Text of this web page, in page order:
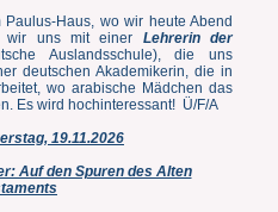
Haus, wo wir heute Abend
wir uns mit einer Lehrerin der
Auslandsschule), die uns
deutschen Akademikerin, die in
wo arabische Mädchen das
Es wird hochinteressant! Ü/F/A
19.11.2026
Auf den Spuren des Alten